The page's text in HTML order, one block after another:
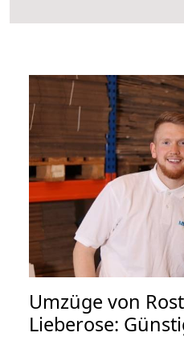
Umzüge von
Lieberose: